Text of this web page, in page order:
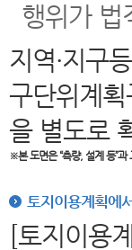
행위가 법
지역·지구
구단위계
을 별도로
※본 도면은“측량, 설계 등”
토지이용계획에
[토지이용